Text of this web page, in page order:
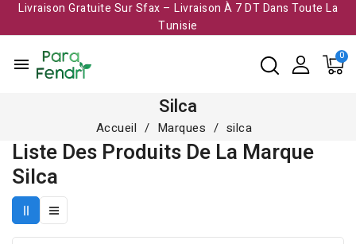
Livraison Gratuite Sur Sfax – Livraison À 7 DT Dans Toute La
Tunisie​
menu
Silca
Accueil Marques silca
Liste Des Produits De La Marque
Silca